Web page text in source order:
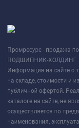
Промресурс - продажа
ПОДШИПНИК-ХОЛДИНГ
Информация на сайте о
на складе, стоимости и
публичной офертой.
каталоге на сайте, не
осуществляется по
наименования,